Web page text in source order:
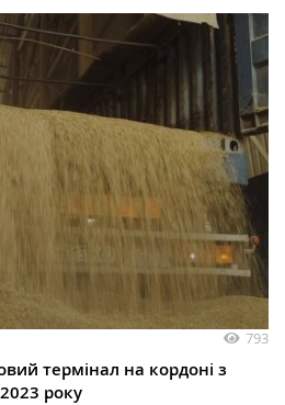
793
термінал на кордоні з
року